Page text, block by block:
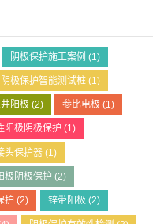
阴极保护施工案例 (1)
阴极保护智能测试桩(1)
阳极 (2) 参比电极 (1)
阳极阴极保护 (1)
头保护器 (1)
极阴极保护 (2)
护 (2) 锌带阳极 (2)